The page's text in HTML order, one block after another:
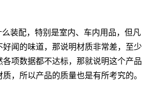
装配，特别是室内、车内用品，但凡
闻的味道，那说明材质非常差，至少
项数据都不达标，那就说明这个产品
，所以产品的质量也是有所考究的。